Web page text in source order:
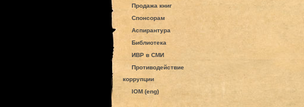
Продажа книг
Спонсорам
Аспирантура
Библиотека
ИВР в СМИ
Противодействие
коррупции
IOM (eng)